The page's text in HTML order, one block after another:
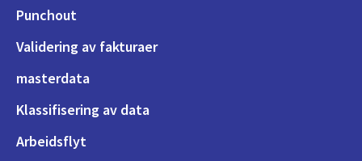
Punchout
Validering av fakturaer
masterdata
Klassifisering av data
Arbeidsflyt